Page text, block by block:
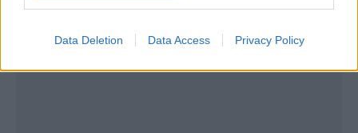
Data Deletion Data Access Privacy Policy